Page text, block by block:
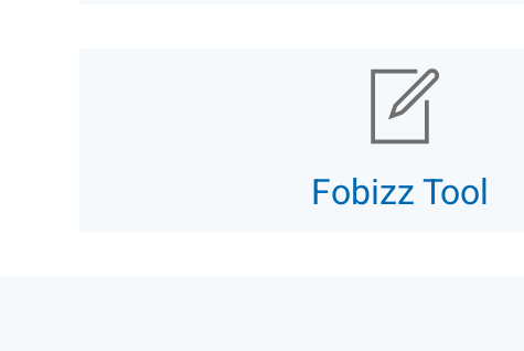
Fobizz Tool